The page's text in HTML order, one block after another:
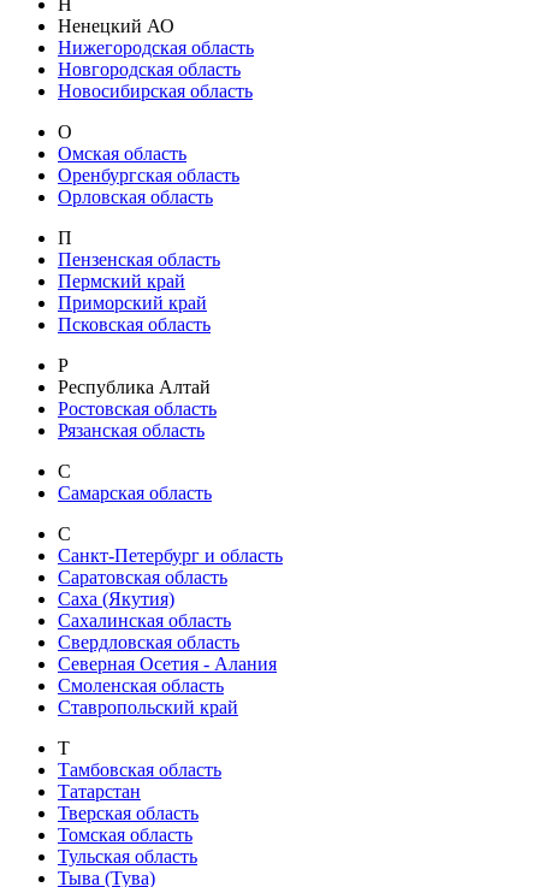
Н
Ненецкий АО
Нижегородская область
Новгородская область
Новосибирская область
О
Омская область
Оренбургская область
Орловская область
П
Пензенская область
Пермский край
Приморский край
Псковская область
Р
Республика Алтай
Ростовская область
Рязанская область
С
Самарская область
С
Санкт-Петербург и область
Саратовская область
Саха (Якутия)
Сахалинская область
Свердловская область
Северная Осетия - Алания
Смоленская область
Ставропольский край
Т
Тамбовская область
Татарстан
Тверская область
Томская область
Тульская область
Тыва (Тува)